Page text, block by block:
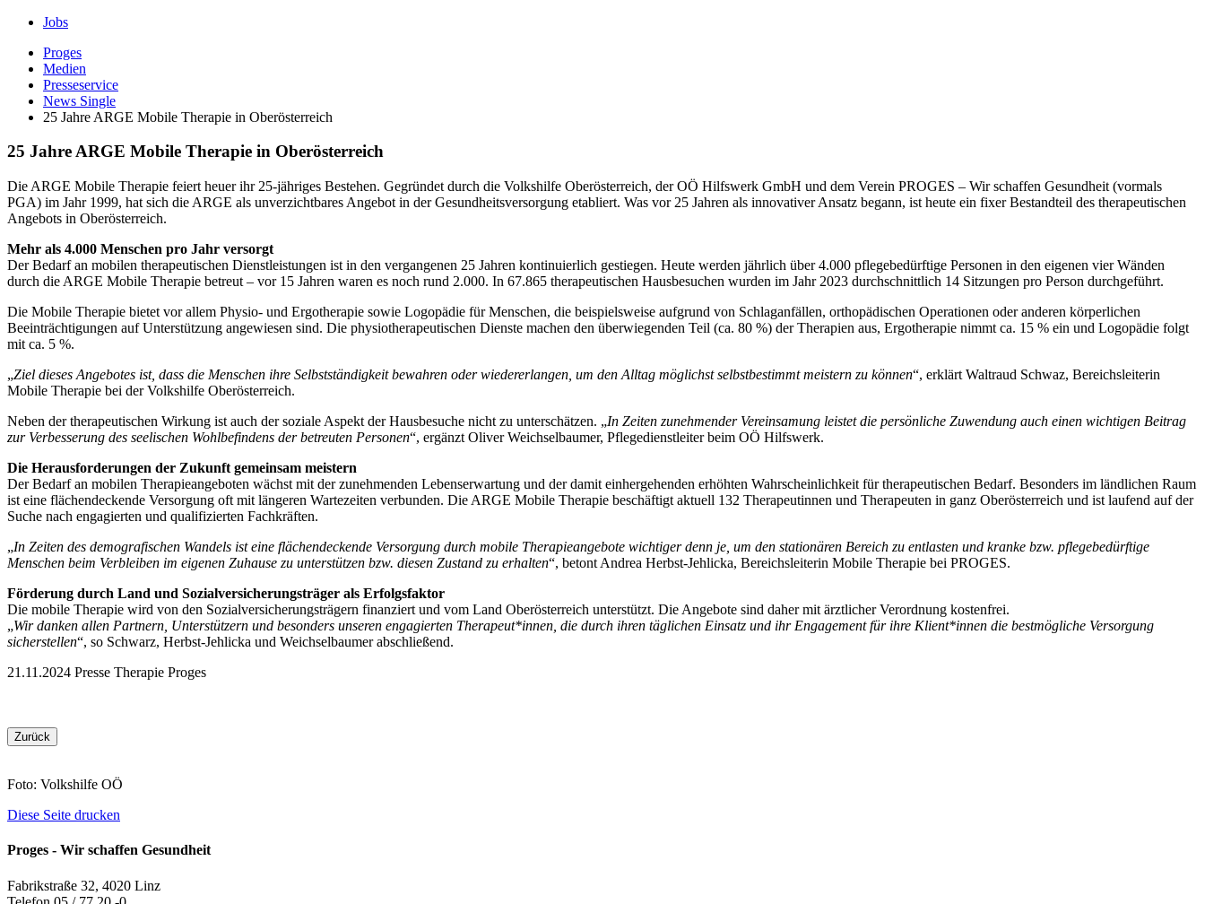
Jobs
Proges
Medien
Presseservice
News Single
25 Jahre ARGE Mobile Therapie in Oberösterreich
25 Jahre ARGE Mobile Therapie in Oberösterreich
Die ARGE Mobile Therapie feiert heuer ihr 25-jähriges Bestehen. Gegründet durch die Volkshilfe Oberösterreich, der OÖ Hilfswerk GmbH und dem Verein PROGES – Wir schaffen Gesundheit (vormals
PGA) im Jahr 1999, hat sich die ARGE als unverzichtbares Angebot in der Gesundheitsversorgung etabliert. Was vor 25 Jahren als innovativer Ansatz begann, ist heute ein fixer Bestandteil des therapeutischen
Angebots in Oberösterreich.
Mehr als 4.000 Menschen pro Jahr versorgt
Der Bedarf an mobilen therapeutischen Dienstleistungen ist in den vergangenen 25 Jahren kontinuierlich gestiegen. Heute werden jährlich über 4.000 pflegebedürftige Personen in den eigenen vier Wänden
durch die ARGE Mobile Therapie betreut – vor 15 Jahren waren es noch rund 2.000. In 67.865 therapeutischen Hausbesuchen wurden im Jahr 2023 durchschnittlich 14 Sitzungen pro Person durchgeführt.
Die Mobile Therapie bietet vor allem Physio- und Ergotherapie sowie Logopädie für Menschen, die beispielsweise aufgrund von Schlaganfällen, orthopädischen Operationen oder anderen körperlichen
Beeinträchtigungen auf Unterstützung angewiesen sind. Die physiotherapeutischen Dienste machen den überwiegenden Teil (ca. 80 %) der Therapien aus, Ergotherapie nimmt ca. 15 % ein und Logopädie folgt
mit ca. 5 %.
„Ziel dieses Angebotes ist, dass die Menschen ihre Selbstständigkeit bewahren oder wiedererlangen, um den Alltag möglichst selbstbestimmt meistern zu können“, erklärt Waltraud Schwaz, Bereichsleiterin
Mobile Therapie bei der Volkshilfe Oberösterreich.
Neben der therapeutischen Wirkung ist auch der soziale Aspekt der Hausbesuche nicht zu unterschätzen. „In Zeiten zunehmender Vereinsamung leistet die persönliche Zuwendung auch einen wichtigen Beitrag
zur Verbesserung des seelischen Wohlbefindens der betreuten Personen“, ergänzt Oliver Weichselbaumer, Pflegedienstleiter beim OÖ Hilfswerk.
Die Herausforderungen der Zukunft gemeinsam meistern
Der Bedarf an mobilen Therapieangeboten wächst mit der zunehmenden Lebenserwartung und der damit einhergehenden erhöhten Wahrscheinlichkeit für therapeutischen Bedarf. Besonders im ländlichen Raum
ist eine flächendeckende Versorgung oft mit längeren Wartezeiten verbunden. Die ARGE Mobile Therapie beschäftigt aktuell 132 Therapeutinnen und Therapeuten in ganz Oberösterreich und ist laufend auf der
Suche nach engagierten und qualifizierten Fachkräften.
„In Zeiten des demografischen Wandels ist eine flächendeckende Versorgung durch mobile Therapieangebote wichtiger denn je, um den stationären Bereich zu entlasten und kranke bzw. pflegebedürftige
Menschen beim Verbleiben im eigenen Zuhause zu unterstützen bzw. diesen Zustand zu erhalten“, betont Andrea Herbst-Jehlicka, Bereichsleiterin Mobile Therapie bei PROGES.
Förderung durch Land und Sozialversicherungsträger als Erfolgsfaktor
Die mobile Therapie wird von den Sozialversicherungsträgern finanziert und vom Land Oberösterreich unterstützt. Die Angebote sind daher mit ärztlicher Verordnung kostenfrei.
„Wir danken allen Partnern, Unterstützern und besonders unseren engagierten Therapeut*innen, die durch ihren täglichen Einsatz und ihr Engagement für ihre Klient*innen die bestmögliche Versorgung
sicherstellen“, so Schwarz, Herbst-Jehlicka und Weichselbaumer abschließend.
21.11.2024 Presse Therapie Proges
Zurück
Foto: Volkshilfe OÖ
Diese Seite drucken
Proges - Wir schaffen Gesundheit
Fabrikstraße 32, 4020 Linz